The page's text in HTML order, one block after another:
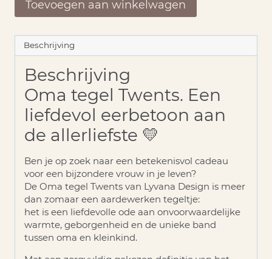
aantal
Toevoegen aan winkelwagen
Beschrijving
Beschrijving
Oma tegel Twents. Een
liefdevol eerbetoon aan
de allerliefste 💛
Ben je op zoek naar een betekenisvol cadeau
voor een bijzondere vrouw in je leven?
De Oma tegel Twents van Lyvana Design is meer
dan zomaar een aardewerken tegeltje:
het is een liefdevolle ode aan onvoorwaardelijke
warmte, geborgenheid en de unieke band
tussen oma en kleinkind.